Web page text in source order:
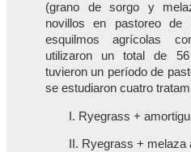
(grano de sorgo y
novillos en pastoreo de
esquilmos agrícolas
utilizaron un total de
tuvieron un período de
se estudiaron cuatro
I. Ryegrass +
II. Ryegrass +